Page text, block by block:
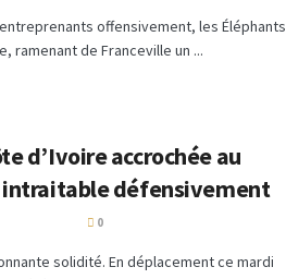
offensivement, les Éléphants
ramenant de Franceville un ...
d’Ivoire accrochée au
intraitable défensivement
0
solidité. En déplacement ce mardi